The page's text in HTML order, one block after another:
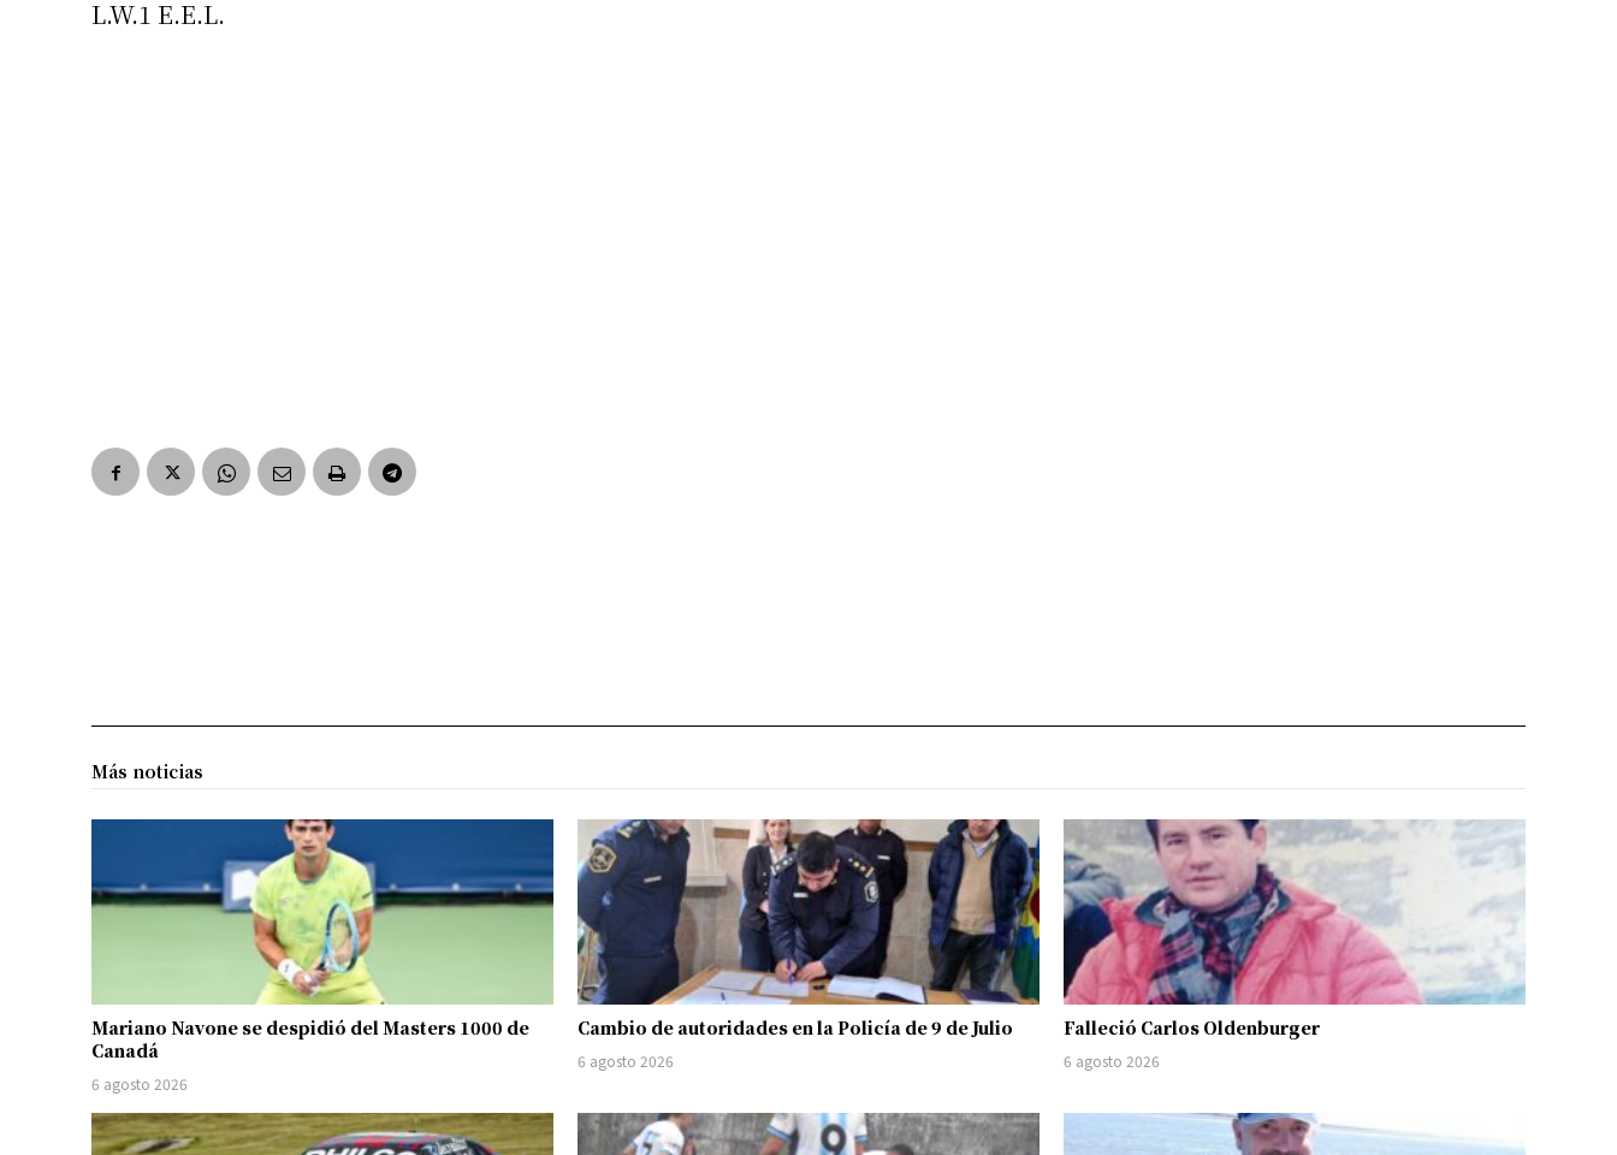
L.W.1 E.E.L.
Más noticias
Mariano Navone se despidió del Masters 1000 de
Canadá
6 agosto 2026
Cambio de autoridades en la Policía de 9 de Julio
6 agosto 2026
Falleció Carlos Oldenburger
6 agosto 2026